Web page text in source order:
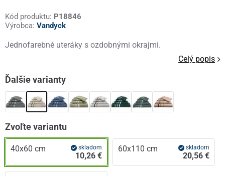
Kód produktu: P18846
Výrobca: Vandyck
Jednofarebné uteráky s ozdobnými okrajmi.
Celý popis
Ďalšie varianty
Zvoľte variantu
40x60 cm skladom
10,26 €
60x110 cm skladom
20,56 €